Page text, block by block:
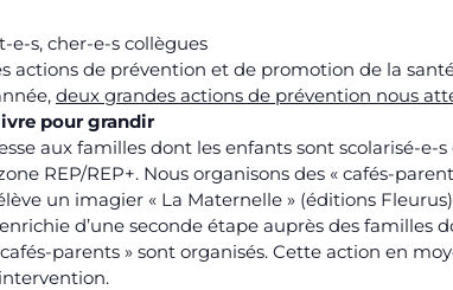
e-s, cher-e-s collègues
actions de prévention et de promotion de la
deux grandes actions de prévention nous
pour grandir
aux familles dont les enfants sont scolarisé-
REP/REP+. Nous organisons des « cafés-
un imagier « La Maternelle » (éditions
d’une seconde étape auprès des
parents » sont organisés. Cette action en